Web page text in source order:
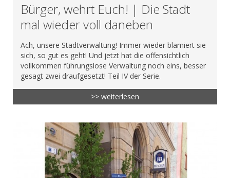
Bürger, wehrt Euch! | Die Stadt
mal wieder voll daneben
Ach, unsere Stadtverwaltung! Immer wieder blamiert sie
sich, so gut es geht! Und jetzt hat die offensichtlich
vollkommen führungslose Verwaltung noch eins, besser
gesagt zwei draufgesetzt! Teil IV der Serie.
>> weiterlesen